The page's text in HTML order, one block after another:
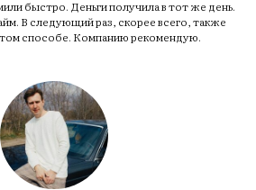
быстро. Деньги получила в тот же день.
В следующий раз, скорее всего, также
способе. Компанию рекомендую.